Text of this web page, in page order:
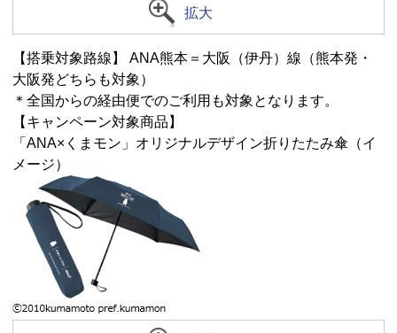
拡大
【搭乗対象路線】 ANA熊本＝大阪（伊丹）線（熊本発・
大阪発どちらも対象）
＊全国からの経由便でのご利用も対象となります。
【キャンペーン対象商品】
「ANA×くまモン」オリジナルデザイン折りたたみ傘（イ
メージ）